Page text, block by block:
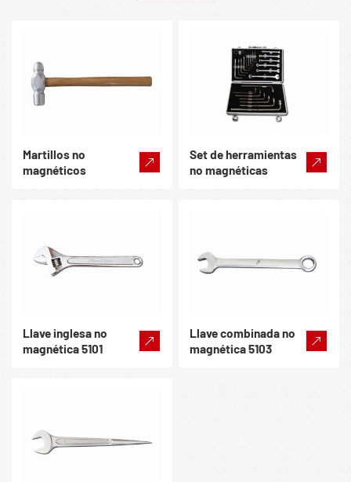
Martillos no
magnéticos
Set de herramientas
no magnéticas
Llave inglesa no
magnética 5101
Llave combinada no
magnética 5103